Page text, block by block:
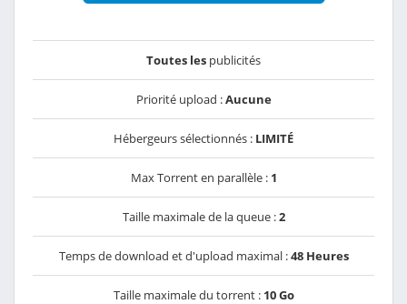
Toutes les publicités
Priorité upload :Aucune
Hébergeurs sélectionnés : LIMITÉ
Max Torrent en parallèle : 1
Taille maximale de la queue :2
Temps de download et d'upload maximal :48 Heures
Taille maximale du torrent : 10 Go